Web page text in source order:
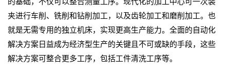
夹进行车削、铣削和钻削加工，以及齿轮加工和磨削加工。也
就是无需专用的独立机床，实现更高生产能力。全面的自动化
解决方案日益成为经济型生产的关键且不可或缺的手段，这些
解决方案可整合更多工序，包括工件清洗工序等。